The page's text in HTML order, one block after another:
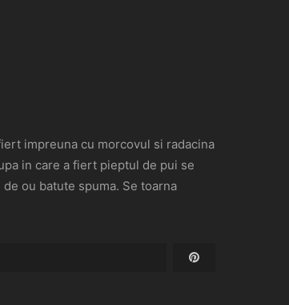
impreuna cu morcovul si radacina
in care a fiert pieptul de pui se
ou batute spuma. Se toarna